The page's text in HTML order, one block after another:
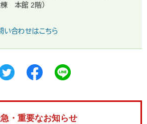
棟 本館 2階）
い合わせはこちら
・重要なお知らせ